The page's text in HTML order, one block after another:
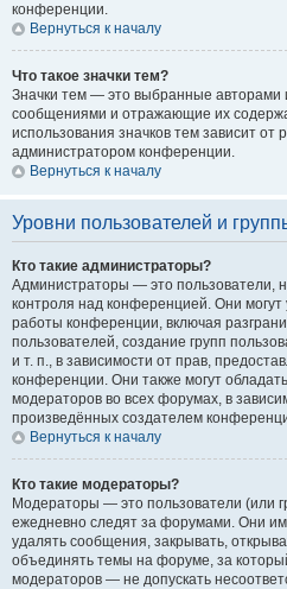
конференции.
Вернуться к началу
Что такое значки тем?
Значки тем — это выбранные авторами
сообщениями и отражающие их
использования значков тем зависит
администратором конференции.
Вернуться к началу
Уровни пользователей и
Кто такие администраторы?
Администраторы — это пользователи,
контроля над конференцией. Они могут
работы конференции, включая
пользователей, создание групп
и т. п., в зависимости от прав,
конференции. Они также могут
модераторов во всех форумах, в
произведённых создателем
Вернуться к началу
Кто такие модераторы?
Модераторы — это пользователи (или
ежедневно следят за форумами. Они
удалять сообщения, закрывать,
объединять темы на форуме, за
модераторов — не допускать